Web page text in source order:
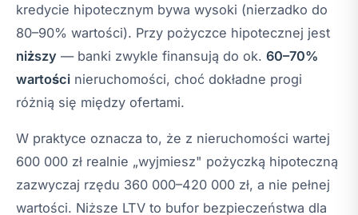
kredycie hipotecznym bywa wysoki (nierzadko do
80–90% wartości). Przy pożyczce hipotecznej jest
niższy — banki zwykle finansują do ok. 60–70%
wartości nieruchomości, choć dokładne progi
różnią się między ofertami.
W praktyce oznacza to, że z nieruchomości wartej
600 000 zł realnie „wyjmiesz" pożyczką hipoteczną
zazwyczaj rzędu 360 000–420 000 zł, a nie pełnej
wartości. Niższe LTV to bufor bezpieczeństwa dla